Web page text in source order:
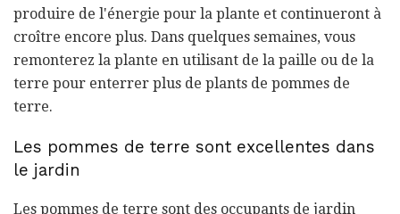
produire de l'énergie pour la plante et continueront à
croître encore plus. Dans quelques semaines, vous
remonterez la plante en utilisant de la paille ou de la
terre pour enterrer plus de plants de pommes de
terre.
Les pommes de terre sont excellentes dans
le jardin
Les pommes de terre sont des occupants de jardin